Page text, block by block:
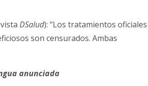
DSalud): “Los tratamientos oficiales
son censurados. Ambas
anunciada